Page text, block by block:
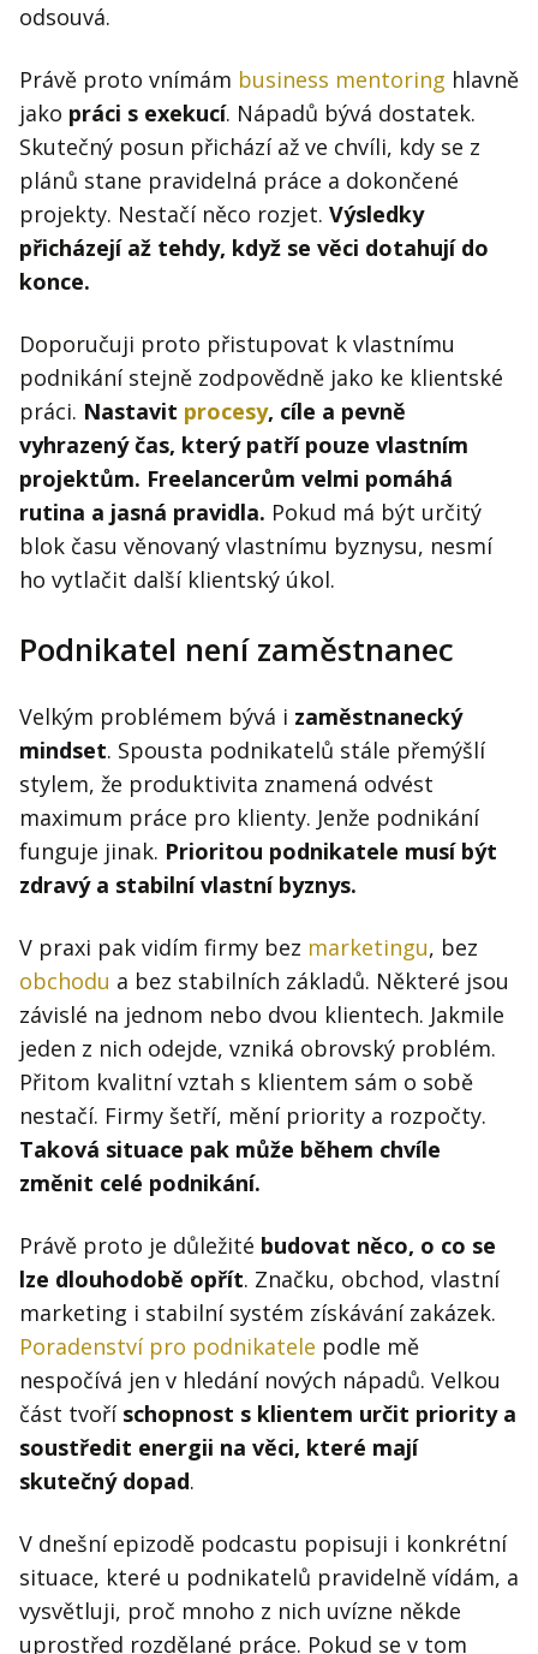
odsouvá.
Právě proto vnímám business mentoring hlavně
jako práci s exekucí. Nápadů bývá dostatek.
Skutečný posun přichází až ve chvíli, kdy se z
plánů stane pravidelná práce a dokončené
projekty. Nestačí něco rozjet. Výsledky
přicházejí až tehdy, když se věci dotahují do
konce.
Doporučuji proto přistupovat k vlastnímu
podnikání stejně zodpovědně jako ke klientské
práci. Nastavit procesy, cíle a pevně
vyhrazený čas, který patří pouze vlastním
projektům. Freelancerům velmi pomáhá
rutina a jasná pravidla. Pokud má být určitý
blok času věnovaný vlastnímu byznysu, nesmí
ho vytlačit další klientský úkol.
Podnikatel není zaměstnanec
Velkým problémem bývá i zaměstnanecký
mindset. Spousta podnikatelů stále přemýšlí
stylem, že produktivita znamená odvést
maximum práce pro klienty. Jenže podnikání
funguje jinak. Prioritou podnikatele musí být
zdravý a stabilní vlastní byznys.
V praxi pak vidím firmy bez marketingu, bez
obchodu a bez stabilních základů. Některé jsou
závislé na jednom nebo dvou klientech. Jakmile
jeden z nich odejde, vzniká obrovský problém.
Přitom kvalitní vztah s klientem sám o sobě
nestačí. Firmy šetří, mění priority a rozpočty.
Taková situace pak může během chvíle
změnit celé podnikání.
Právě proto je důležité budovat něco, o co se
lze dlouhodobě opřít. Značku, obchod, vlastní
marketing i stabilní systém získávání zakázek.
Poradenství pro podnikatele podle mě
nespočívá jen v hledání nových nápadů. Velkou
část tvoří schopnost s klientem určit priority a
soustředit energii na věci, které mají
skutečný dopad.
V dnešní epizodě podcastu popisuji i konkrétní
situace, které u podnikatelů pravidelně vídám, a
vysvětluji, proč mnoho z nich uvízne někde
uprostřed rozdělané práce. Pokud se v tom